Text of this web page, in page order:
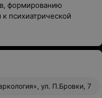
формированию
психиатрической
ул. П.Бровки, 7